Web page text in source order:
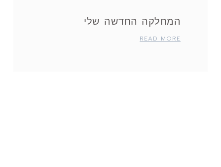
המחלקה החדשה שלי
READ MORE